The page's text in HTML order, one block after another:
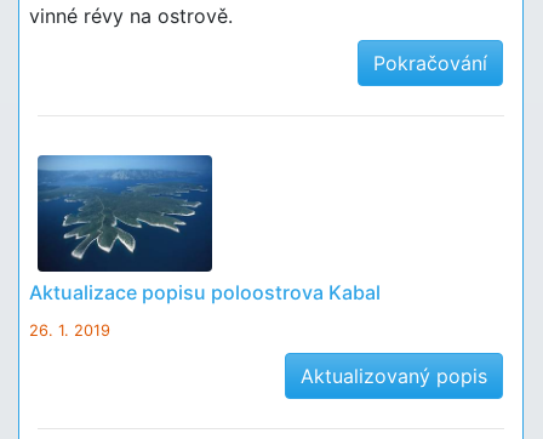
vinné révy na ostrově.
Pokračování
Aktualizace popisu poloostrova Kabal
26. 1. 2019
Aktualizovaný popis